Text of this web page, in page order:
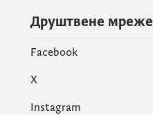
Друштвене мреже
Facebook
X
Instagram